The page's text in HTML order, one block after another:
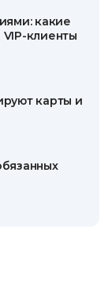
какие
клиенты
карты и